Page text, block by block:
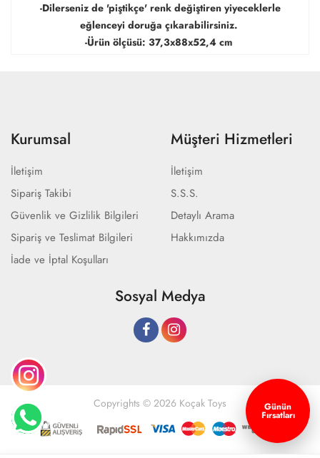
-Dilerseniz de 'piştikçe' renk değiştiren yiyeceklerle
eğlenceyi doruğa çıkarabilirsiniz.
-Ürün ölçüsü: 37,3x88x52,4 cm
Kurumsal
İletişim
Sipariş Takibi
Güvenlik ve Gizlilik Bilgileri
Sipariş ve Teslimat Bilgileri
İade ve İptal Koşulları
Müşteri Hizmetleri
İletişim
S.S.S.
Detaylı Arama
Hakkımızda
Sosyal Medya
Copyrights © 2026 Koçak Toys Günün
Fırsatları